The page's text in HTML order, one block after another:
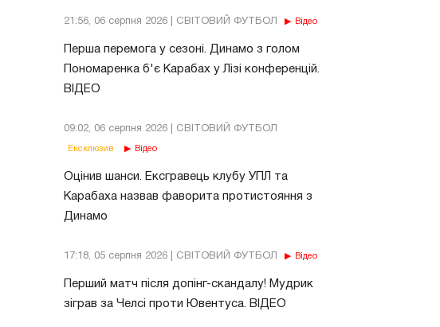
21:56, 06 серпня 2026 | СВІТОВИЙ ФУТБОЛ Відео
Перша перемога у сезоні. Динамо з голом
Пономаренка б'є Карабах у Лізі конференцій.
ВІДЕО
09:02, 06 серпня 2026 | СВІТОВИЙ ФУТБОЛ
Ексклюзив Відео
Оцінив шанси. Ексгравець клубу УПЛ та
Карабаха назвав фаворита протистояння з
Динамо
17:18, 05 серпня 2026 | СВІТОВИЙ ФУТБОЛ Відео
Перший матч після допінг-скандалу! Мудрик
зіграв за Челсі проти Ювентуса. ВІДЕО